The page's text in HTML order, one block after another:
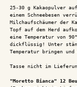
25-30 g Kakaopulver
einem Schneebesen
Milchaufschäumer der
Topf auf dem Herd
eine Temperatur von
dickflüssig! Unter
Temperatur bringen
Tasse nicht im
"Moretto Bianca" 12